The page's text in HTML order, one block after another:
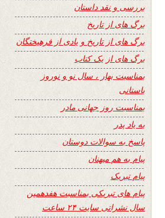
بررسی و نقد داستان
برگ های از تاریخ
برگ های از تاریخ و یادی از فرهیختگان
برگ های از یک کتاب
بمناسبت بهار ، سال نو و نوروز
باستانی
بمناسبت روز جهانی مادر
به یاد پدر
پاسخ به سوالات دوستان
پیام به هم میهنان
پیام تبریک
پیام های تبریکی بمناسبت هفدهمین
سال نشراتی سایت ۲۴ ساعت